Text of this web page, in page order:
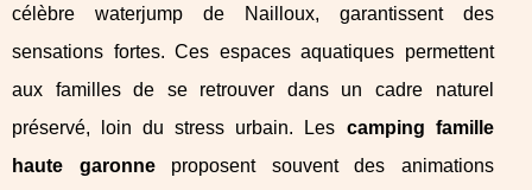
célèbre waterjump de Nailloux, garantissent des
sensations fortes. Ces espaces aquatiques permettent
aux familles de se retrouver dans un cadre naturel
préservé, loin du stress urbain. Les camping famille
haute garonneproposent souvent des animations